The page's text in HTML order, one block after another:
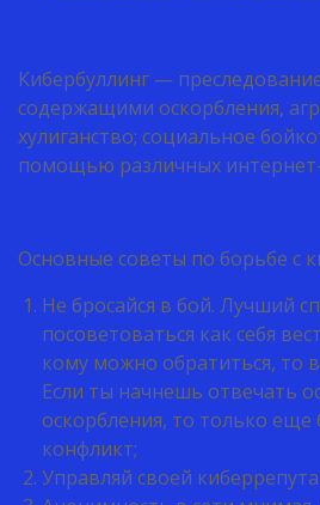
Кибербуллинг —
содержащими оскорбления,
хулиганство; социальное
помощью различных
Основные советы по борьбе с
Не бросайся в бой. Лучший
посоветоваться как себя
кому можно обратиться, то
Если ты начнешь отвечать
оскорбления, то только
конфликт;
Управляй своей